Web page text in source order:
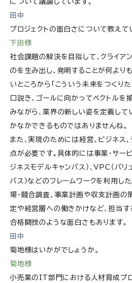
について議論しています。
田中
プロジェクトの面白さについて教えて
下田様
社会課題の解決を目指して、クライア
のを生み出し、発明することが何より
いところから「こういう未来をつくり
口説き、ゴールに向かってベクトルを
みながら、業界の新しい姿を定義して
かなかできるものではありませんね。
また、実現のためには経営、ビジネス
点が必要です。具体的には事業・サー
ジネスモデルキャンバス）、VPC（バリ
バス）などのフレームワークを利用し
場・競合調査、事業計画や収支計画の
定や経営層への働きかけなど、担当す
合格闘技のような面白さもあります。
田中
菊地様はいかがでしょうか。
菊地様
小売業のIT部門における人材育成プ